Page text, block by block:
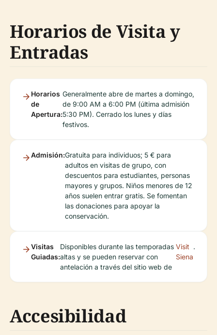
Horarios de Visita y
Entradas
Horarios
de
Apertura:
Generalmente abre de martes a domingo,
de 9:00 AM a 6:00 PM (última admisión
5:30 PM). Cerrado los lunes y días
festivos.
Admisión:Gratuita para individuos; 5 € para
adultos en visitas de grupo, con
descuentos para estudiantes, personas
mayores y grupos. Niños menores de 12
años suelen entrar gratis. Se fomentan
las donaciones para apoyar la
conservación.
Visitas
Guiadas:
Disponibles durante las temporadas
altas y se pueden reservar con
antelación a través del sitio web de
Visit
Siena
.
Accesibilidad